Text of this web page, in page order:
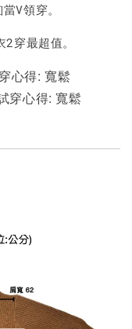
V領穿。
穿最超值。
心得: 寬鬆
穿心得:寬鬆